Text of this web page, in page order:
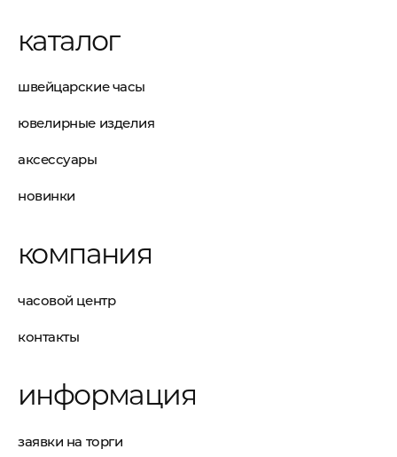
каталог
швейцарские часы
ювелирные изделия
аксессуары
новинки
компания
часовой центр
контакты
информация
заявки на торги